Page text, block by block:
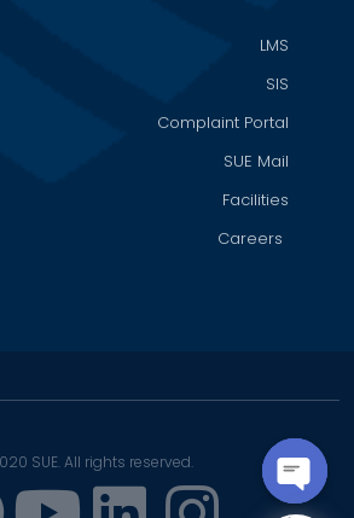
LMS
SIS
Complaint Portal
SUE Mail
Facilities
Careers
SUE. All rights reserved.